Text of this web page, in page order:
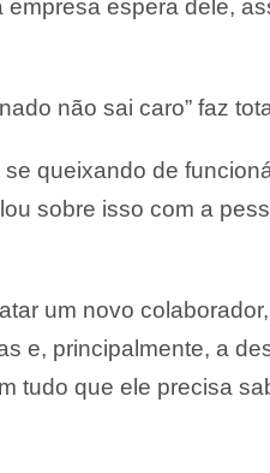
espera dele,
não sai caro” faz
queixando de
sobre isso com a
um novo
e, principalmente, a
tudo que ele precisa